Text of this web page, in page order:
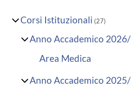
Corsi Istituzionali (27)
Anno Accademico
Area Medica
Anno Accademico